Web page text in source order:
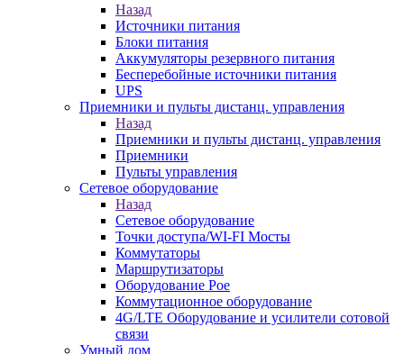
Назад
Источники питания
Блоки питания
Аккумуляторы резервного питания
Бесперебойные источники питания
UPS
Приемники и пульты дистанц. управления
Назад
Приемники и пульты дистанц. управления
Приемники
Пульты управления
Сетевое оборудование
Назад
Сетевое оборудование
Точки доступа/WI-FI Мосты
Коммутаторы
Маршрутизаторы
Оборудование Poe
Коммутационное оборудование
4G/LTE Оборудование и усилители сотовой
связи
Умный дом